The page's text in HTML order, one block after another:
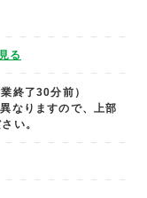
る
終了30分前）
なりますので、上部
い。